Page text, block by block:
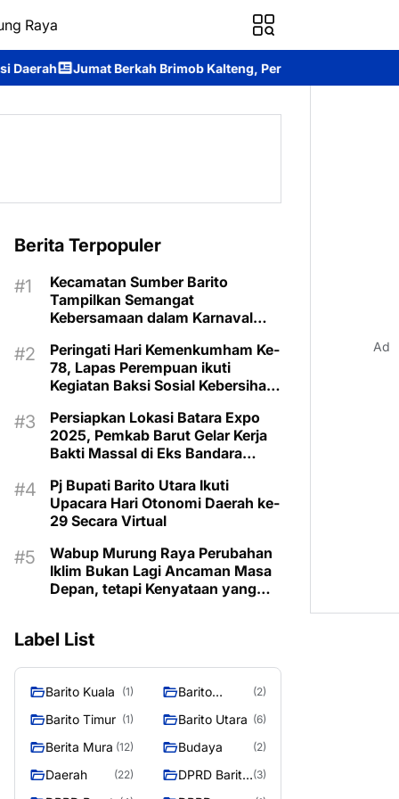
Raya
Brimob Kalteng, Personel Batalyon B Pelopor Berbagi
Berita Terpopuler
Kecamatan Sumber Barito
Tampilkan Semangat
Kebersamaan dalam Karnaval
Peringati Hari Kemenkumham Ke-
78, Lapas Perempuan ikuti
Kegiatan Baksi Sosial Kebersihan
Persiapkan Lokasi Batara Expo
2025, Pemkab Barut Gelar Kerja
Bakti Massal di Eks Bandara
Pj Bupati Barito Utara Ikuti
Upacara Hari Otonomi Daerah ke-
29 Secara Virtual
Wabup Murung Raya Perubahan
Iklim Bukan Lagi Ancaman Masa
Depan, tetapi Kenyataan yang
Label List
Barito Kuala (1)
Barito
(2)
Barito Timur (1) Barito Utara (6)
Berita Mura (12) Budaya (2)
Daerah (22)
DPRD Barito (3)
Ad